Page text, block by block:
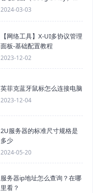
细步骤
2024-03-03
【网络工具】X-UI多协议管理
面板-基础配置教程
2023-12-02
英菲克蓝牙鼠标怎么连接电脑
2023-12-04
2U服务器的标准尺寸规格是
多少
2024-05-20
服务器ip地址怎么查询？在哪
里看？